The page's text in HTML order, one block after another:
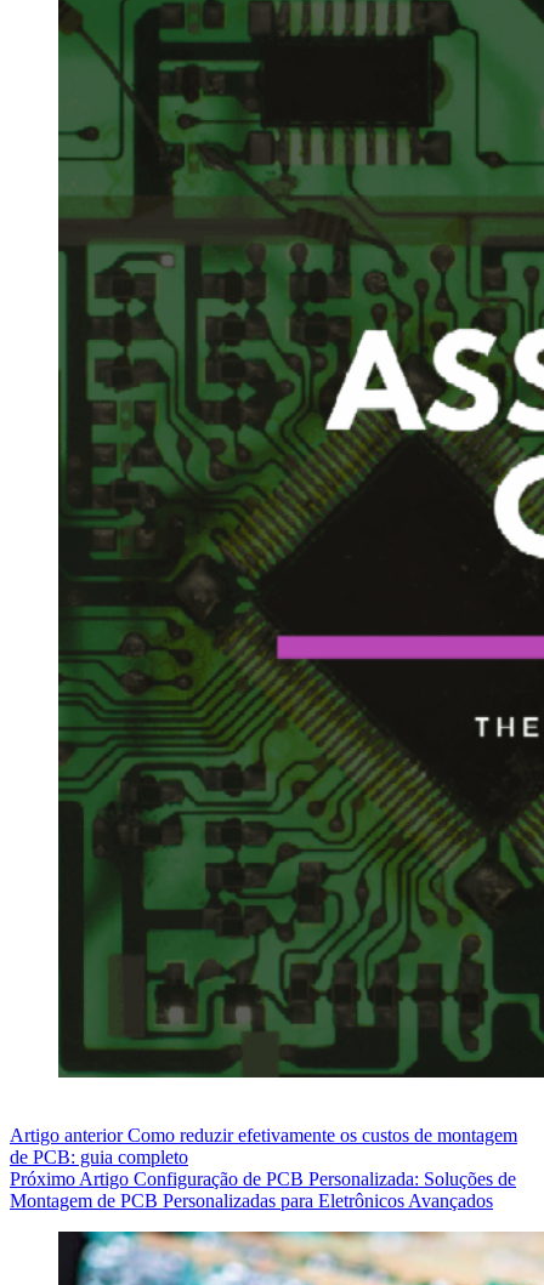
Artigo anteriorComo reduzir efetivamente os custos de montagem
de PCB: guia completo
Próximo Artigo Configuração de PCB Personalizada: Soluções de
Montagem de PCB Personalizadas para Eletrônicos Avançados